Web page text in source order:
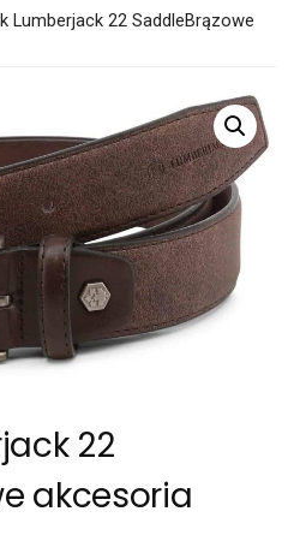
Lumberjack 22 SaddleBrązowe
22
akcesoria